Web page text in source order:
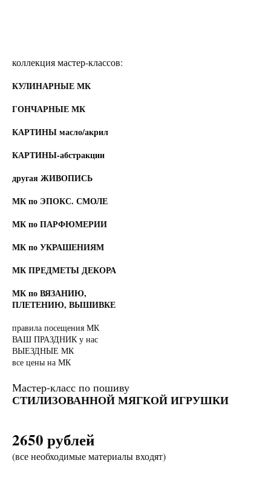
коллекция мастер-классов:
КУЛИНАРНЫЕ МК
ГОНЧАРНЫЕ МК
КАРТИНЫ масло/акрил
КАРТИНЫ-абстракции
другая ЖИВОПИСЬ
МК по ЭПОКС. СМОЛЕ
МК по ПАРФЮМЕРИИ
МК по УКРАШЕНИЯМ
МК ПРЕДМЕТЫ ДЕКОРА
МК по ВЯЗАНИЮ,
ПЛЕТЕНИЮ, ВЫШИВКЕ
правила посещения МК
ВАШ ПРАЗДНИК у нас
ВЫЕЗДНЫЕ МК
все цены на МК
Мастер-класс по пошиву
СТИЛИЗОВАННОЙ МЯГКОЙ ИГРУШКИ
2650 рублей
(все необходимые материалы входят)